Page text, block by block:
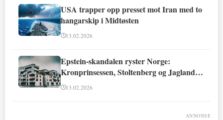
USA trapper opp presset mot Iran med to
hangarskip i Midtøsten
13.02.2026
Epstein-skandalen ryster Norge:
Kronprinsessen, Stoltenberg og Jagland
involvert
13.02.2026
ANNONSE